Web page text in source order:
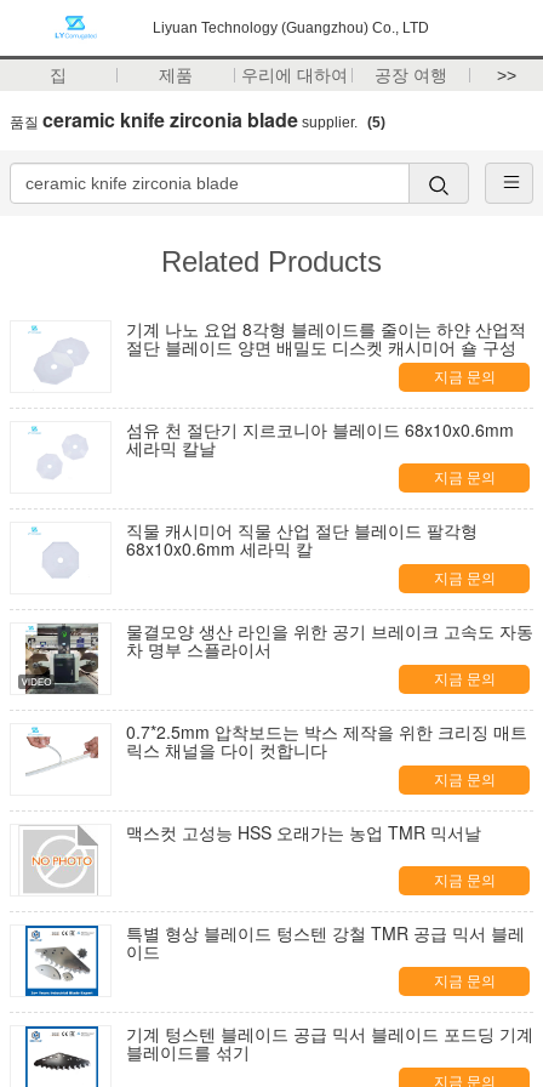
Liyuan Technology (Guangzhou) Co., LTD
집 제품 우리에 대하여 공장 여행 >>
품질 ceramic knife zirconia blade supplier. (5)
Related Products
기계 나노 요업 8각형 블레이드를 줄이는 하얀 산업적
절단 블레이드 양면 배밀도 디스켓 캐시미어 숄 구성
지금 문의
섬유 천 절단기 지르코니아 블레이드 68x10x0.6mm
세라믹 칼날
지금 문의
직물 캐시미어 직물 산업 절단 블레이드 팔각형
68x10x0.6mm 세라믹 칼
지금 문의
물결모양 생산 라인을 위한 공기 브레이크 고속도 자동
차 명부 스플라이서
지금 문의
0.7*2.5mm 압착보드는 박스 제작을 위한 크리징 매트
릭스 채널을 다이 컷합니다
지금 문의
맥스컷 고성능 HSS 오래가는 농업 TMR 믹서날
지금 문의
특별 형상 블레이드 텅스텐 강철 TMR 공급 믹서 블레
이드
지금 문의
기계 텅스텐 블레이드 공급 믹서 블레이드 포드딩 기계
블레이드를 섞기
지금 문의